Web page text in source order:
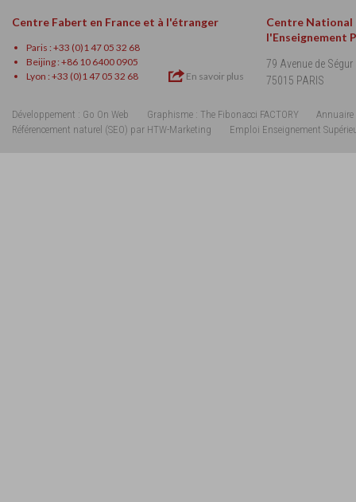
Centre Fabert en France et à l'étranger
Paris : +33 (0)1 47 05 32 68
Beijing : +86 10 6400 0905
Lyon : +33 (0)1 47 05 32 68
En savoir plus
Centre National
l'Enseignement
79 Avenue de Ségur
75015 PARIS
Développement : Go On Web Graphisme : The Fibonacci FACTORY
Annuaire
Référencement naturel (SEO) par HTW-Marketing
Emploi Enseignement